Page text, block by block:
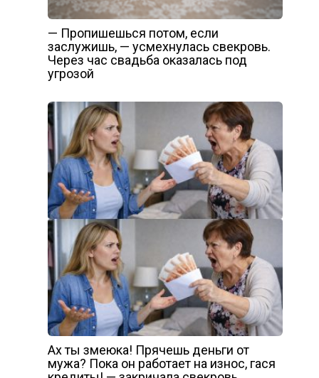
— Пропишешься потом, если
заслужишь, — усмехнулась свекровь.
Через час свадьба оказалась под
угрозой
Ах ты змеюка! Прячешь деньги от
мужа? Пока он работает на износ, гася